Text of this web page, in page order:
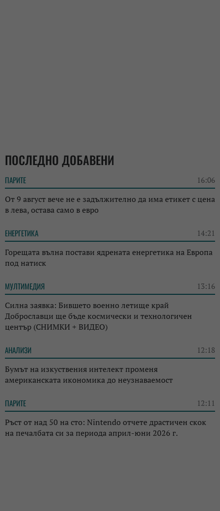
ПОСЛЕДНО ДОБАВЕНИ
ПАРИТЕ 16:06
От 9 август вече не е задължително да има етикет с цена
в лева, остава само в евро
ЕНЕРГЕТИКА 14:21
Горещата вълна постави ядрената енергетика на Европа
под натиск
МУЛТИМЕДИЯ 13:16
Силна заявка: Бившето военно летище край
Доброславци ще бъде космически и технологичен
център (СНИМКИ + ВИДЕО)
АНАЛИЗИ 12:18
Бумът на изкуствения интелект променя
американската икономика до неузнаваемост
ПАРИТЕ 12:11
Ръст от над 50 на сто: Nintendo отчете драстичен скок
на печалбата си за периода април-юни 2026 г.